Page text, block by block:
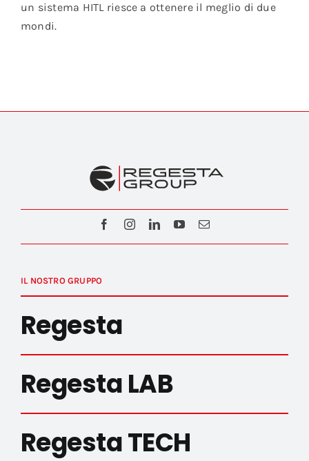
un sistema HITL riesce a ottenere il meglio di due
mondi.
IL NOSTRO GRUPPO
Regesta
Regesta LAB
Regesta TECH